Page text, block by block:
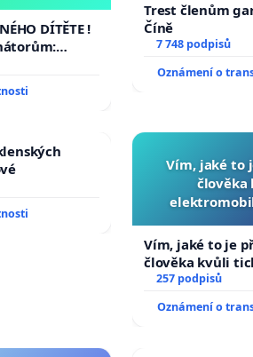
DÍTĚTE !
aby se
nemohla
Trest členům
Číně
7 748 podpisů
Oznámení o
Vím, jaké to
Vím, jaké to je
člověka kvůli
nečekejme, až
zaveďme
257 podpisů
Oznámení o